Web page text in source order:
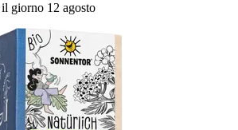
giorno 12 agosto